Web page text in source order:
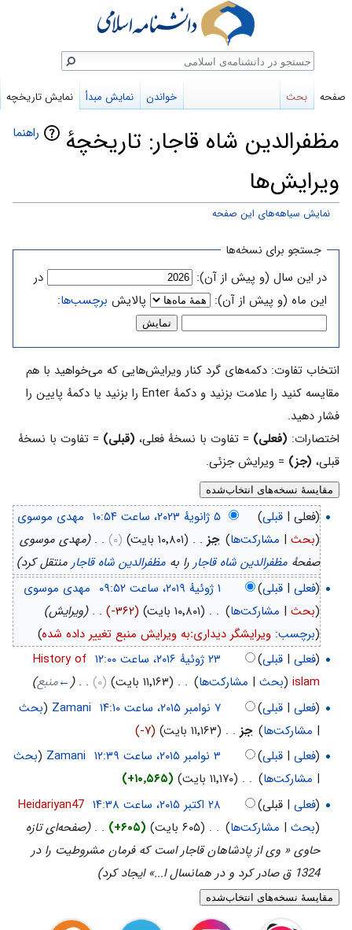
راهنما
مظفرالدین شاه قاجار: تاریخچهٔ
ویرایش‌ها
نمایش سیاهه‌های این صفحه
ناوبری
جستجو
جستجو برای نسخه‌ها
در این سال (و پیش از آن):
در
این ماه (و پیش از آن):
پالایش برچسب‌ها:
انتخاب تفاوت: دکمه‌های گرد کنار ویرایش‌هایی که می‌خواهید با هم
مقایسه کنید را علامت بزنید و دکمهٔ Enter را بزنید یا دکمهٔ پایین را
فشار دهید.
اختصارات: (فعلی) = تفاوت با نسخهٔ فعلی، (قبلی) = تفاوت با نسخهٔ
قبلی، (جز) = ویرایش جزئی.
(فعلی | قبلی)
‏ مهدی موسوی
(بحث| مشارکت‌ها)
‏جز . . (۱۰٬۸۰۱ بایت) (۰) . . (مهدی موسوی
صفحهٔ مظفرالدين شاه قاجاررا به مظفرالدین شاه قاجارمنتقل کرد)
(فعلی| قبلی)
مهدی موسوی
(بحث| مشارکت‌ها)
. . (۱۰٬۸۰۱ بایت) (-۳۶۲)‏
. . (ویرایش)
(برچسب: ویرایشگر دیداریːبه ویرایش منبع تغییر داده شده
)
(فعلی| قبلی)
‏
History of
islam
(بحث| مشارکت‌ها)
. . (۱۱٬۱۶۳ بایت) (۰) . .
(
←منبع)
(فعلی| قبلی)
‏
Zamani
(بحث
| مشارکت‌ها)
‏جز . . (۱۱٬۱۶۳ بایت)
(-۷)
(فعلی| قبلی)
‏
Zamani
(بحث
| مشارکت‌ها)
. . (۱۱٬۱۷۰ بایت)
(+۱۰٬۵۶۵)
(فعلی| قبلی) ‏
Heidariyan47
(بحث| مشارکت‌ها)
. . (۶۰۵ بایت) (+۶۰۵) . . (صفحه‌ای تازه
حاوی « وى از پادشاهان قاجار است كه فرمان مشروطيت را در
1324 ق صادر كرد و در همان‏سال ا...» ایجاد کرد)
صفحه بحث خواندن نمایش مبدأ نمایش تاریخچه
جستجو